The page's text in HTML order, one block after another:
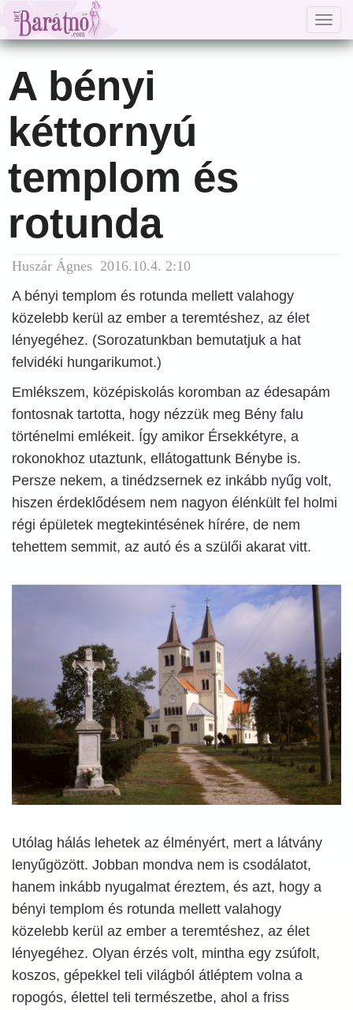
A bényi
kéttornyú
templom és
rotunda
Huszár Ágnes 2016.10.4. 2:10
A bényi templom és rotunda mellett valahogy
közelebb kerül az ember a teremtéshez, az élet
lényegéhez. (Sorozatunkban bemutatjuk a hat
felvidéki hungarikumot.)
Emlékszem, középiskolás koromban az édesapám
fontosnak tartotta, hogy nézzük meg Bény falu
történelmi emlékeit. Így amikor Érsekkétyre, a
rokonokhoz utaztunk, ellátogattunk Bénybe is.
Persze nekem, a tinédzsernek ez inkább nyűg volt,
hiszen érdeklődésem nem nagyon élénkült fel holmi
régi épületek megtekintésének hírére, de nem
tehettem semmit, az autó és a szülői akarat vitt.
Utólag hálás lehetek az élményért, mert a látvány
lenyűgözött. Jobban mondva nem is csodálatot,
hanem inkább nyugalmat éreztem, és azt, hogy a
bényi templom és rotunda mellett valahogy
közelebb kerül az ember a teremtéshez, az élet
lényegéhez. Olyan érzés volt, mintha egy zsúfolt,
koszos, gépekkel teli világból átléptem volna a
ropogós, élettel teli természetbe, ahol a friss